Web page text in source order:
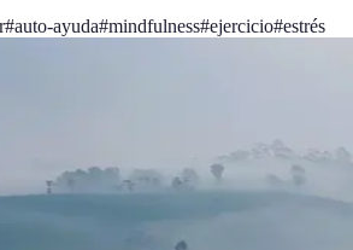
#auto-ayuda#mindfulness#ejercicio#estrés